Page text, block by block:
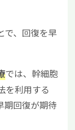
で、回復を早
では、幹細胞
を利用する
期回復が期待